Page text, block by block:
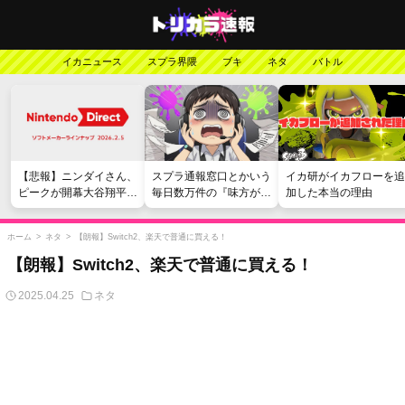
イカニュース スプラ界隈 ブキ ネタ バトル
【悲報】ニンダイさん、
ピークが開幕大谷翔平の
がっかりダイレクトだっ
たと言われてしまう
スプラ通報窓口とかいう
毎日数万件の『味方が弱
い』愚痴を読まされる苦
行
イカ研がイカフローを追
加した本当の理由
ホーム > ネタ > 【朗報】Switch2、楽天で普通に買える！
【朗報】Switch2、楽天で普通に買える！
2025.04.25 ネタ